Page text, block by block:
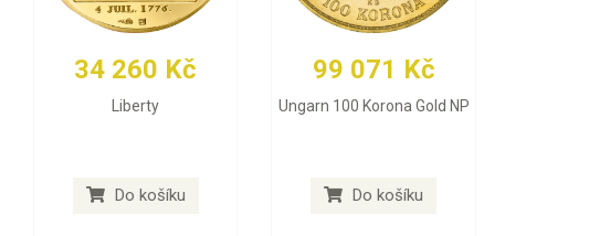
34 260 Kč
Liberty
Do košíku
99 071 Kč
Ungarn 100 Korona Gold NP
Do košíku